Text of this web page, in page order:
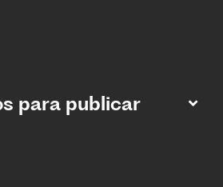
para publicar